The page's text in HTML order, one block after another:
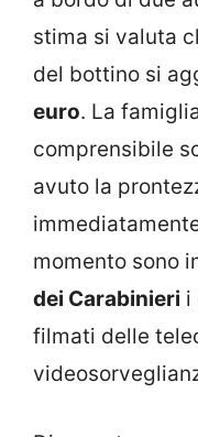
stima si valuta
del bottino si
euro. La
comprensibile
avuto la
momento sono
dei Carabinieri i
filmati delle